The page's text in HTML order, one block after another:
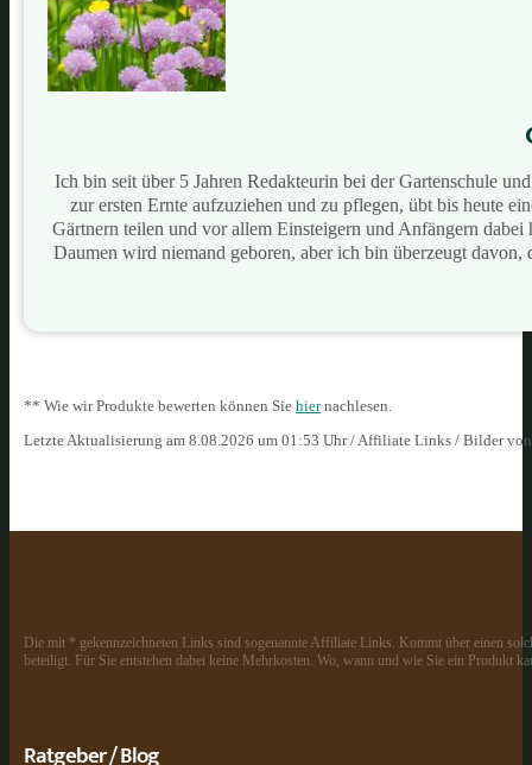
Ich bin seit über 5 Jahren Redakteurin bei der Gartenschule
zur ersten Ernte aufzuziehen und zu pflegen, übt bis heute
Gärtnern teilen und vor allem Einsteigern und Anfängern
Daumen wird niemand geboren, aber ich bin überzeugt
** Wie wir Produkte bewerten können Sie hiernachlesen.
Letzte Aktualisierung am 8.08.2026 um 01:53 Uhr / Affiliate Links / Bilder
Die mit * gekennzeichneten Links sind sogenannte Affiliate Links. Kommt über einen
beteiligt. Für Sie entstehen dabei keine Mehrkosten. Wo, wann und wie Sie ein Produkt
Ratgeber / Blog